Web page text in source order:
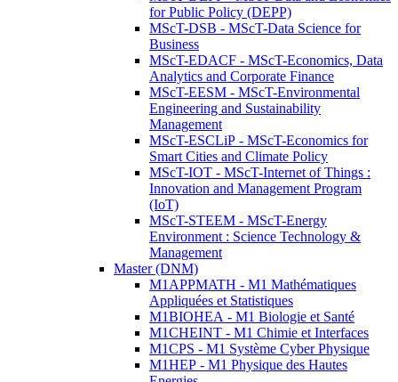
for Public Policy (DEPP)
MScT-DSB - MScT-Data Science for
Business
MScT-EDACF - MScT-Economics, Data
Analytics and Corporate Finance
MScT-EESM - MScT-Environmental
Engineering and Sustainability
Management
MScT-ESCLiP - MScT-Economics for
Smart Cities and Climate Policy
MScT-IOT - MScT-Internet of Things :
Innovation and Management Program
(IoT)
MScT-STEEM - MScT-Energy
Environment : Science Technology &
Management
Master (DNM)
M1APPMATH - M1 Mathématiques
Appliquées et Statistiques
M1BIOHEA - M1 Biologie et Santé
M1CHEINT - M1 Chimie et Interfaces
M1CPS - M1 Système Cyber Physique
M1HEP - M1 Physique des Hautes